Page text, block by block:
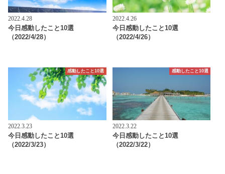
2022.4.28
今日感動したこと10選
（2022/4/28）
2022.4.26
今日感動したこと10選
（2022/4/26）
感動したこと10選
2022.3.23
今日感動したこと10選
（2022/3/23）
感動したこと10選
2022.3.22
今日感動したこと10選
（2022/3/22）